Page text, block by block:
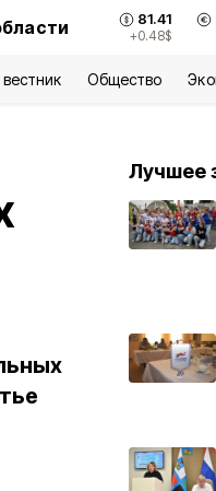
81.41
+0.48$
Общество
Лучшее